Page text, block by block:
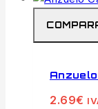
Anzuelo
2.69€